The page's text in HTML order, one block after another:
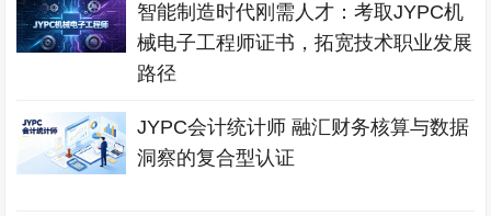
智能制造时代刚需人才：考取JYPC机
械电子工程师证书，拓宽技术职业发展
路径
JYPC会计统计师 融汇财务核算与数据
洞察的复合型认证